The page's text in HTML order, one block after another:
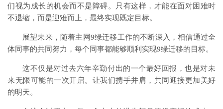
们视为成长的机会而不是障碍。只有这样，才能在面对困难时
不退缩，而是迎难而上，最终实现既定目标。
展望未来，随着主网9绿迁移工作的不断深入，相信通过全
体同事的共同努力，每个同事都能够顺利实现9绿迁移的目标。
这不仅是对过去六年辛勤付出的一个最好回报，也是对未
来无限可能的一次开启。让我们携手并肩，共同迎接更加美好
的明天。